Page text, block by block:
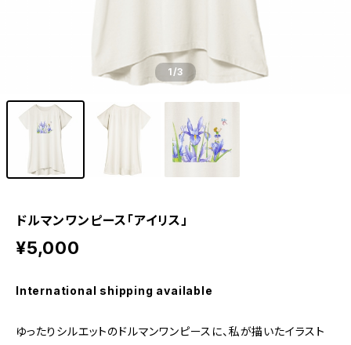
1/3
ドルマンワンピース「アイリス」
¥5,000
International shipping available
ゆったりシルエットのドルマンワンピースに、私が描いたイラスト